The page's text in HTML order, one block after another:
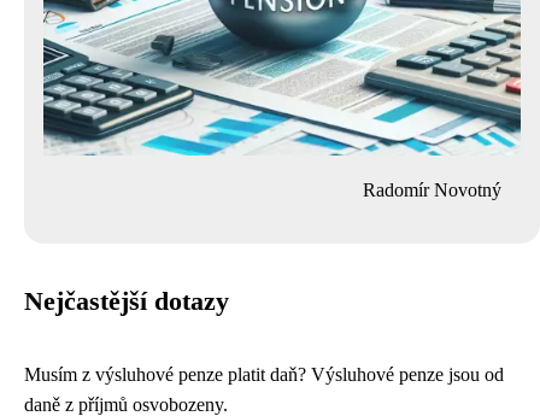
Radomír Novotný
Nejčastější dotazy
Musím z výsluhové penze platit daň? Výsluhové penze jsou od
daně z příjmů osvobozeny.